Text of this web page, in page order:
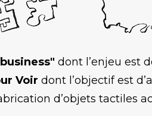
dont l’enjeu est
Voir dont l’objectif est
d’objets tactiles